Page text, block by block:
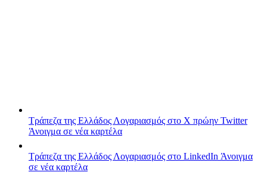
Τράπεζα της Ελλάδος Λογαριασμός στο X πρώην Twitter
Άνοιγμα σε νέα καρτέλα
Τράπεζα της Ελλάδος Λογαριασμός στο LinkedIn Άνοιγμα
σε νέα καρτέλα